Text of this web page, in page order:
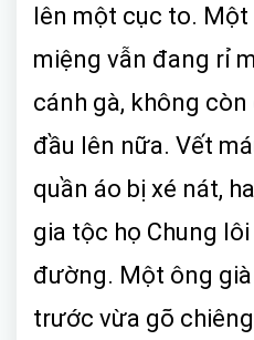
lên một cục to. Một
miệng vẫn đang rỉ
cánh gà, không
đầu lên nữa. Vết
quần áo bị xé nát,
gia tộc họ Chung
đường. Một ông
trước vừa gõ